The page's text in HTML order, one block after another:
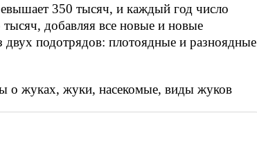
350 тысяч, и каждый год число
добавляя все новые и новые
подотрядов: плотоядные и разноядные